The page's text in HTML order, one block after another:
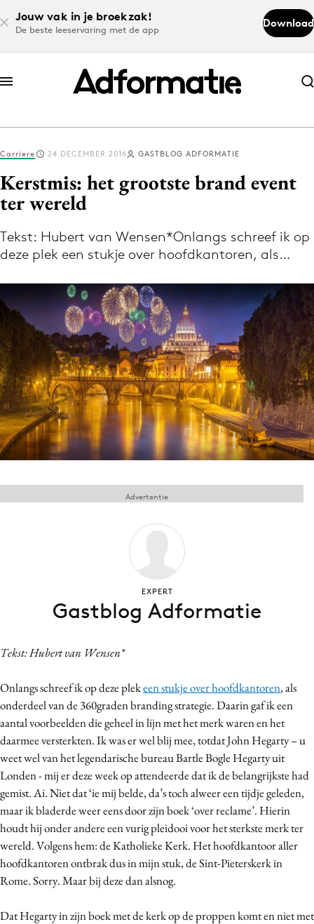
Jouw vak in je broekzak!
De beste leeservaring met de app
Download
Abonneer nu
Abonneer nu
Log in
Volg het laatste nieuws via de Adformatie
Nieuws app
Menu
Home
9 sept: GenAI-training
12 nov: MarketingLive!
Adverteren
Events
Opleidingen
Artificial Intelligence
Carriere
Contentmarketing
Craft
Customer Experience
Data & Insights
Design
Digital transformation
Diversiteit
Effectiviteit
Gedragsverandering
Interne communicatie
Carriere 24 DECEMBER 2016 GASTBLOG ADFORMATIE
Kerstmis: het grootste brand event
ter wereld
Tekst: Hubert van Wensen*Onlangs schreef ik op
deze plek een stukje over hoofdkantoren, als…
Tekst: Hubert van Wensen*
Onlangs schreef ik op deze plekeen stukje over hoofdkantoren, als
onderdeel van de 360graden branding strategie. Daarin gaf ik een
aantal voorbeelden die geheel in lijn met het merk waren en het
daarmee versterkten. Ik was er wel blij mee, totdat John Hegarty – u
weet wel van het legendarische bureau Bartle Bogle Hegarty uit
Londen - mij er deze week op attendeerde dat ik de belangrijkste had
gemist. Ai. Niet dat ‘ie mij belde, da’s toch alweer een tijdje geleden,
maar ik bladerde weer eens door zijn boek ‘over reclame’. Hierin
houdt hij onder andere een vurig pleidooi voor het sterkste merk ter
wereld. Volgens hem: de Katholieke Kerk. Het hoofdkantoor aller
hoofdkantoren ontbrak dus in mijn stuk, de Sint-Pieterskerk in
Rome. Sorry. Maar bij deze dan alsnog.
Dat Hegarty in zijn boek met de kerk op de proppen komt en niet met
Advertentie
EXPERT
Gastblog Adformatie